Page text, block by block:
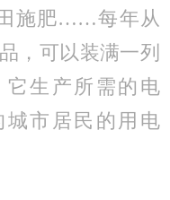
施肥……每年从
，可以装满一列
它生产所需的电
城市居民的用电